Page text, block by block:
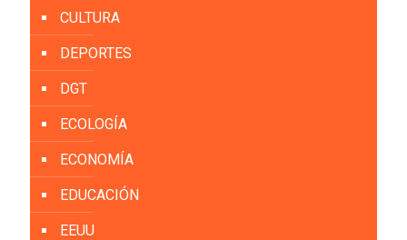
CULTURA
DEPORTES
DGT
ECOLOGÍA
ECONOMÍA
EDUCACIÓN
EEUU